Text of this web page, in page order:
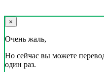
×
Очень жаль,
Но сейчас вы можете
один раз.